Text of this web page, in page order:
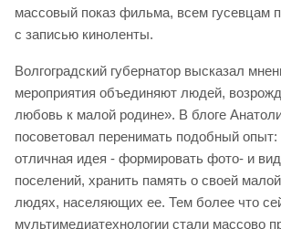
массовый показ фильма, всем гусевцам
с записью киноленты.
Волгоградский губернатор высказал
мероприятия объединяют людей,
любовь к малой родине». В блоге
посоветовал перенимать подобный
отличная идея - формировать фото- и
поселений, хранить память о своей
людях, населяющих ее. Тем более что
мультимедиатехнологии стали массово